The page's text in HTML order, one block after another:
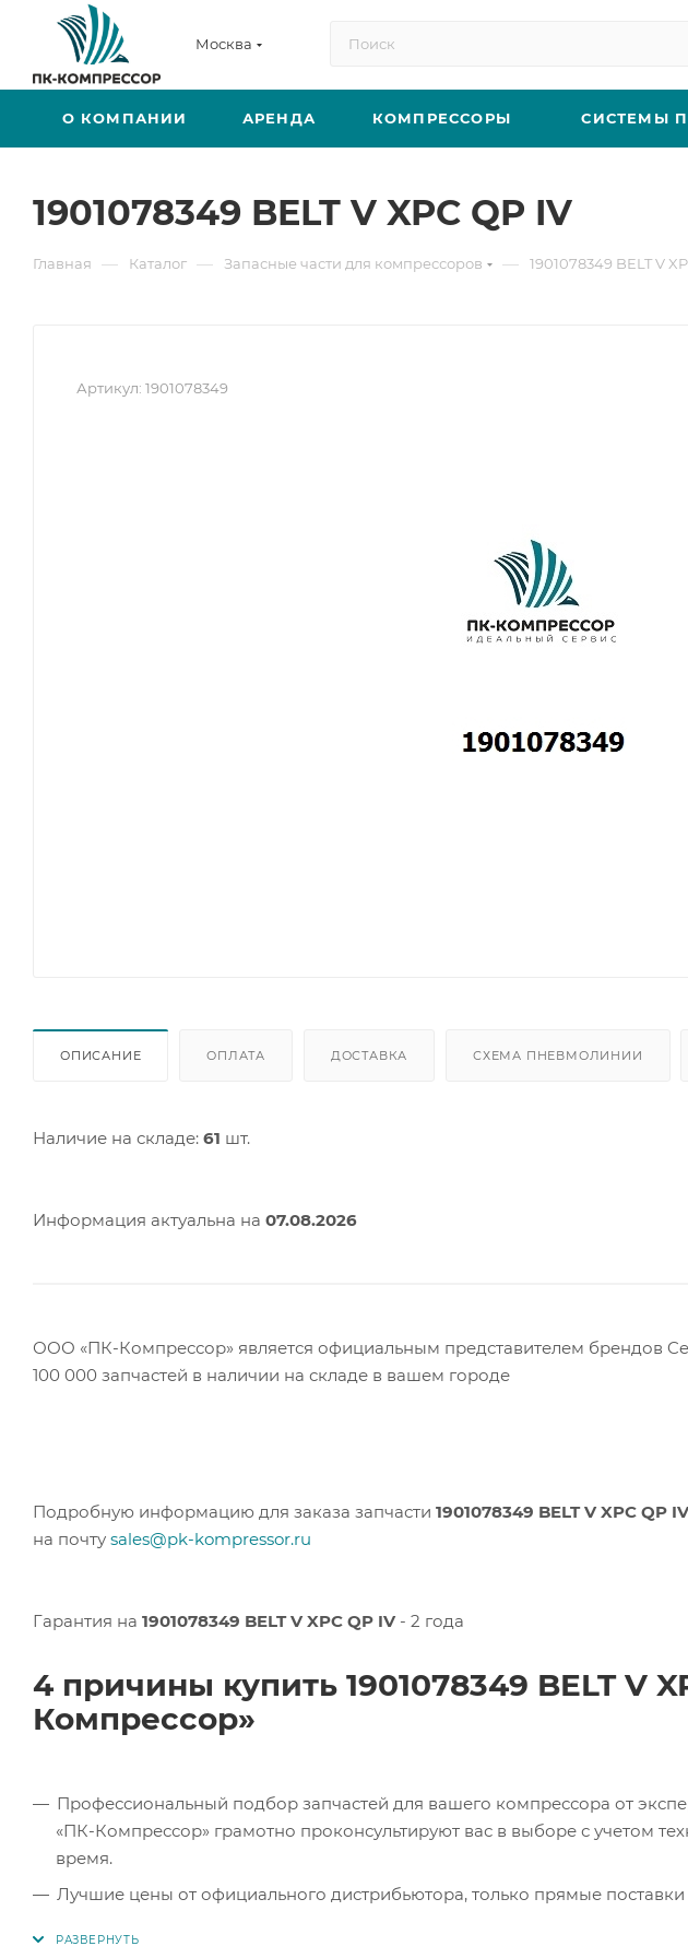
Москва
О КОМПАНИИ АРЕНДА КОМПРЕССОРЫ СИСТЕМЫ
1901078349 BELT V XPC QP IV
Главная — Каталог — Запасные части для компрессоров — 1901078349 BELT V
Артикул: 1901078349
ОПИСАНИЕ ОПЛАТА ДОСТАВКА СХЕМА ПНЕВМОЛИНИИ
Наличие на складе: 61 шт.
Информация актуальна на 07.08.2026
ООО «ПК-Компрессор» является официальным представителем брендов
100 000 запчастей в наличии на складе в вашем городе
Подробную информацию для заказа запчасти 1901078349 BELT V XPC QP IV
на почту sales@pk-kompressor.ru
Гарантия на 1901078349 BELT V XPC QP IV - 2 года
4 причины купить 1901078349 BELT V
Компрессор»
Профессиональный подбор запчастей для вашего компрессора от
«ПК-Компрессор» грамотно проконсультируют вас в выборе с учетом
время.
Лучшие цены от официального дистрибьютора, только прямые